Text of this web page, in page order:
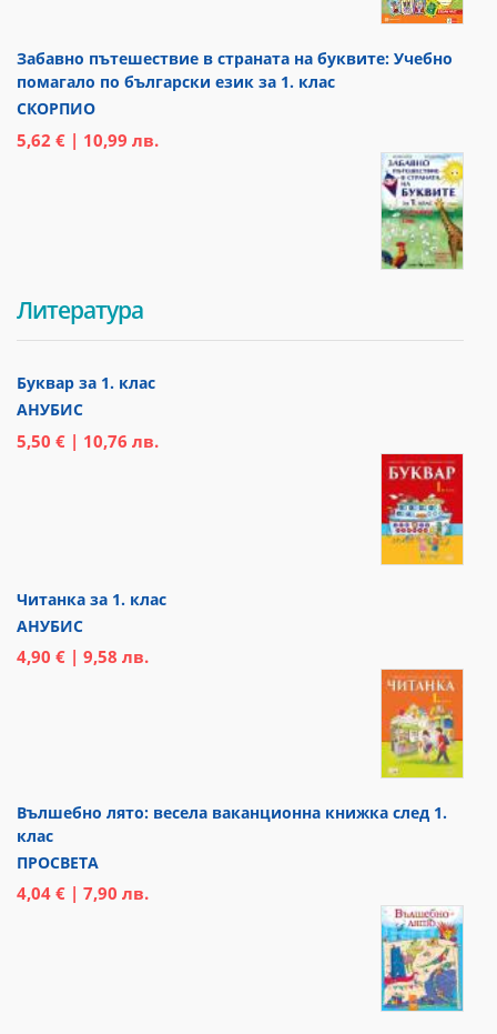
Забавно пътешествие в страната на буквите: Учебно
помагало по български език за 1. клас
СКОРПИО
5,62 € | 10,99 лв.
Литература
Буквар за 1. клас
АНУБИС
5,50 € | 10,76 лв.
Читанка за 1. клас
АНУБИС
4,90 € | 9,58 лв.
Вълшебно лято: весела ваканционна книжка след 1.
клас
ПРОСВЕТА
4,04 € | 7,90 лв.